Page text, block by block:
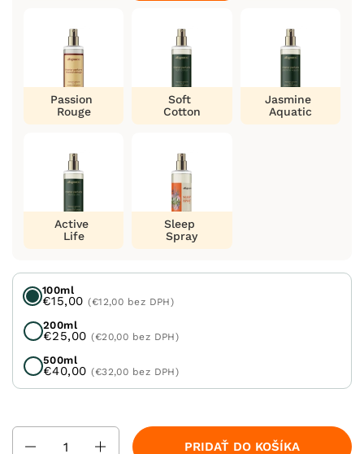
Passion
Rouge
Soft
Cotton
Jasmine
Aquatic
Active
Life
Sleep
Spray
100ml
€15,00(€12,00 bez DPH)
200ml
€25,00(€20,00 bez DPH)
500ml
€40,00(€32,00 bez DPH)
PRIDAŤ DO KOŠÍKA